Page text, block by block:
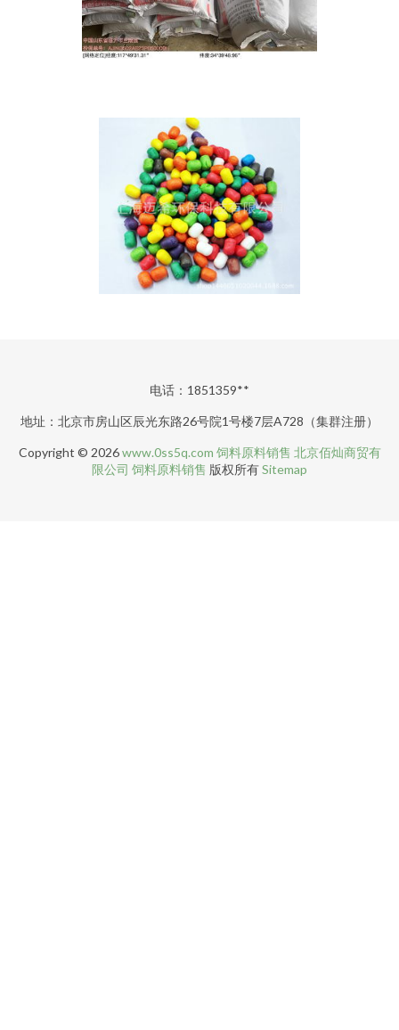
电话：1851359**
地址：北京市房山区辰光东路26号院1号楼7层A728（集群注册）
Copyright © 2026www.0ss5q.com 饲料原料销售 北京佰灿商贸有
限公司 饲料原料销售 版权所有Sitemap